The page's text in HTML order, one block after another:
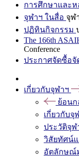
การศึกษาและ
จุฬาฯ ในสื่อ จุฬ
ปฏิทินกิจกรรม
The 166th
Conference
ประกาศจัดซื้อจั
เกี่ยวกับจุฬาฯ
ย้อนก
เกี่ยวกับจุ
ประวัติจุฬ
วิสัยทัศน์
อัตลักษณ์